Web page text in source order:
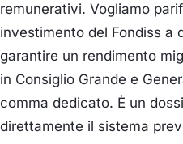
remunerativi. Vogliamo
investimento del Fondiss a
garantire un rendimento
in Consiglio Grande e
comma dedicato. È un
direttamente il sistema